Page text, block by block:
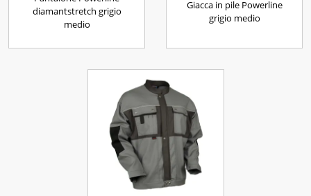
diamantstretch grigio
medio
Giacca in pile Powerline
grigio medio